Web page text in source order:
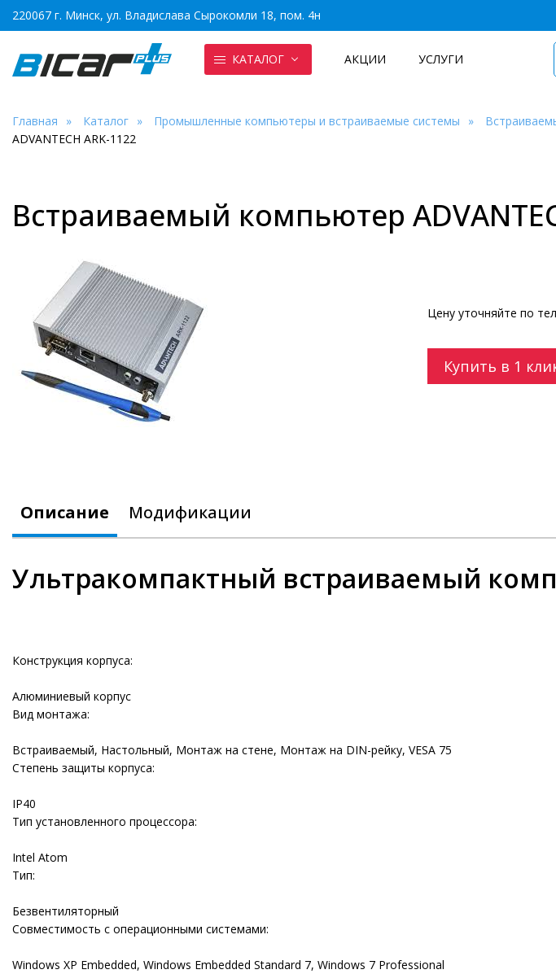
220067 г. Минск, ул. Владислава Сырокомли 18, пом. 4н
КАТАЛОГ АКЦИИ УСЛУГИ
Главная Каталог Промышленные компьютеры и встраиваемые системы
ADVANTECH ARK-1122
Встраиваемый компьютер
Цену уточняйте по
Купить в 1
Описание Модификации
Ультракомпактный встраиваемый
Конструкция корпуса:
Алюминиевый корпус
Вид монтажа:
Встраиваемый, Настольный, Монтаж на стене, Монтаж на DIN-рейку, VESA 75
Степень защиты корпуса:
IP40
Тип установленного процессора:
Intel Atom
Тип:
Безвентиляторный
Совместимость с операционными системами:
Windows XP Embedded, Windows Embedded Standard 7, Windows 7 Professional